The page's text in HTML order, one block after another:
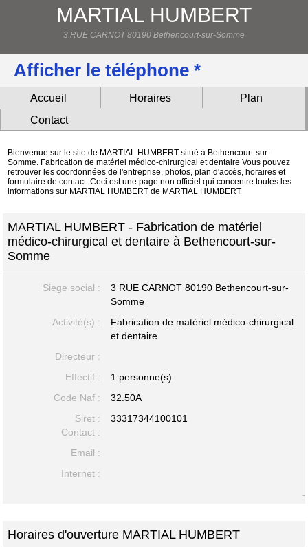
MARTIAL HUMBERT
3 RUE CARNOT 80190 Bethencourt-sur-Somme
Afficher le téléphone *
Accueil Horaires
Plan
Contact
Bienvenue sur le site de MARTIAL HUMBERT situé à Bethencourt-sur-
Somme. Fabrication de matériel médico-chirurgical et dentaire Vous pouvez
retrouver les coordonnées de l'entreprise, photos, plan d'accès, horaires et
formulaire de contact. Ceci est une page non officiel qui concentre toutes les
informations sur MARTIAL HUMBERT de MARTIAL HUMBERT
MARTIAL HUMBERT - Fabrication de matériel
médico-chirurgical et dentaire à Bethencourt-sur-
Somme
Siege social : 3 RUE CARNOT80190 Bethencourt-sur-
Somme
Activité(s) :
Fabrication de matériel médico-chirurgical
et dentaire
Directeur :
Effectif :
1 personne(s)
Code Naf :
32.50A
Siret :
33317344100101
Contact :
Email :
Internet :
-
Horaires d'ouverture MARTIAL HUMBERT